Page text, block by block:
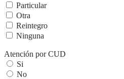
Particular
Otra
Reintegro
Ninguna
Atención por CUD
Si
No